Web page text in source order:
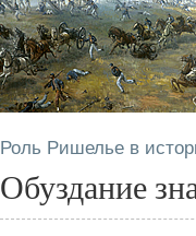
Роль Ришелье в
Обуздание